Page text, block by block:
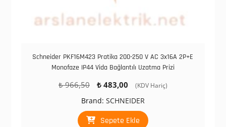
Schneider PKF16M423 Pratika 200-250 V AC 3x16A 2P+E
Monofaze IP44 Vida Bağlantılı Uzatma Prizi
₺966,50
Orijinal
fiyat:
₺ 966,50.
₺483,00
Şu
fiyat:
₺ 483,00.
(KDV Hariç)
Brand: SCHNEIDER
Sepete Ekle